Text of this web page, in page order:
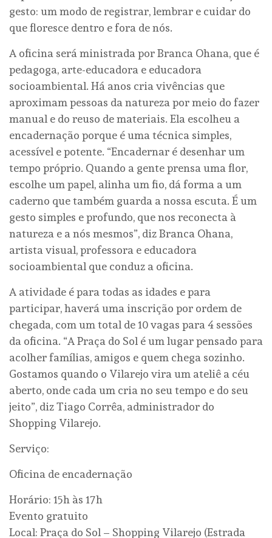
gesto: um modo de registrar, lembrar e cuidar do
que floresce dentro e fora de nós.
A oficina será ministrada por Branca Ohana, que é
pedagoga, arte-educadora e educadora
socioambiental. Há anos cria vivências que
aproximam pessoas da natureza por meio do fazer
manual e do reuso de materiais. Ela escolheu a
encadernação porque é uma técnica simples,
acessível e potente. “Encadernar é desenhar um
tempo próprio. Quando a gente prensa uma flor,
escolhe um papel, alinha um fio, dá forma a um
caderno que também guarda a nossa escuta. É um
gesto simples e profundo, que nos reconecta à
natureza e a nós mesmos”, diz Branca Ohana,
artista visual, professora e educadora
socioambiental que conduz a oficina.
A atividade é para todas as idades e para
participar, haverá uma inscrição por ordem de
chegada, com um total de 10 vagas para 4 sessões
da oficina. “A Praça do Sol é um lugar pensado para
acolher famílias, amigos e quem chega sozinho.
Gostamos quando o Vilarejo vira um ateliê a céu
aberto, onde cada um cria no seu tempo e do seu
jeito”, diz Tiago Corrêa, administrador do
Shopping Vilarejo.
Serviço:
Oficina de encadernação
Horário: 15h às 17h
Evento gratuito
Local: Praça do Sol – Shopping Vilarejo (Estrada